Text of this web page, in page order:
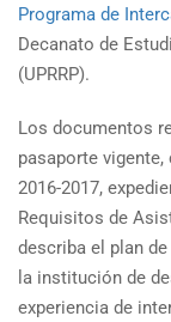
Programa de
Decanato de
(UPRRP).
Los documentos
pasaporte
2016-2017,
Requisitos de
describa el plan
la institución de
experiencia de